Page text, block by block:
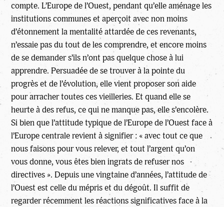
compte. L’Europe de l’Ouest, pendant qu’elle aménage les
institutions communes et aperçoit avec non moins
d’étonnement la mentalité attardée de ces revenants,
n’essaie pas du tout de les comprendre, et encore moins
de se demander s’ils n’ont pas quelque chose à lui
apprendre. Persuadée de se trouver à la pointe du
progrès et de l’évolution, elle vient proposer son aide
pour arracher toutes ces vieilleries. Et quand elle se
heurte à des refus, ce qui ne manque pas, elle s’encolère.
Si bien que l’attitude typique de l’Europe de l’Ouest face à
l’Europe centrale revient à signifier : « avec tout ce que
nous faisons pour vous relever, et tout l’argent qu’on
vous donne, vous êtes bien ingrats de refuser nos
directives ». Depuis une vingtaine d’années, l’attitude de
l’Ouest est celle du mépris et du dégoût. Il suffit de
regarder récemment les réactions significatives face à la